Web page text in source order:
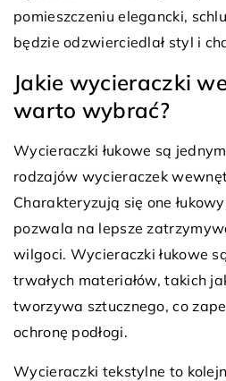
pomieszczeniu elegancki,
będzie odzwierciedlał styl i
Jakie wycieraczki
warto wybrać?
Wycieraczki łukowe są
rodzajów wycieraczek
Charakteryzują się one
pozwala na lepsze
wilgoci. Wycieraczki łukowe
trwałych materiałów, takich
tworzywa sztucznego, co
ochronę podłogi.
Wycieraczki tekstylne to